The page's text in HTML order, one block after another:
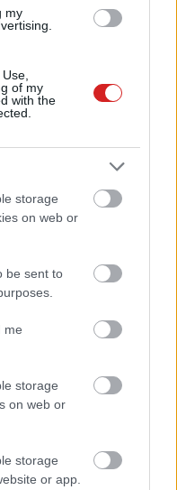
my
of my
with the
storage
on web or
be sent to
me
storage
on web or
storage
or app.
Rift
lassan
Oculus Rift - heti
a headsetek
08:09
egy Oculus
Vive, karácsonyra
mászhatsz hegyet